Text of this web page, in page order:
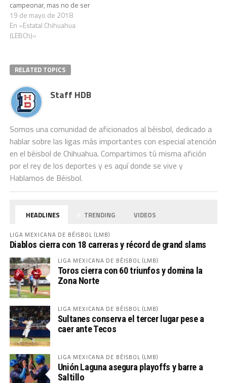
campeonar, mas no de ser
un equipo protagonista en el
Campeonato Estatal
chihuahuense, no se ha
equipo ha estado metido…
19 de mayo de 2018
En «Estatal Chihuahua
(LEBCh)»
RELATED TOPICS
Staff HDB
Somos una comunidad de aficionados al béisbol, dedicado a
hablar sobre las ligas más importantes con especial atención
en el béisbol de Chihuahua. Compartimos tú misma afición
por el rey de los deportes y es aquí donde se vive y
Hablamos de Béisbol.
HEADLINES TRENDING VIDEOS
LIGA MEXICANA DE BÉISBOL (LMB)
Diablos cierra con 18 carreras y récord de grand slams
LIGA MEXICANA DE BÉISBOL (LMB)
Toros cierra con 60 triunfos y domina la
Zona Norte
LIGA MEXICANA DE BÉISBOL (LMB)
Sultanes conserva el tercer lugar pese a
caer ante Tecos
LIGA MEXICANA DE BÉISBOL (LMB)
Unión Laguna asegura playoffs y barre a
Saltillo